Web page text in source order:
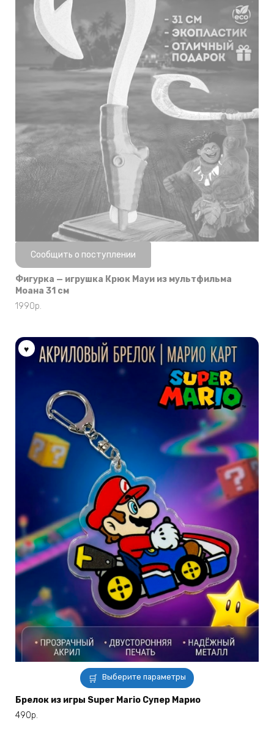
Нет в наличии
Сообщить о поступлении
Фигурка — игрушка Крюк Мауи из мультфильма
Моана 31 см
1990р.
Выберите параметры
Этот
товар
имеет
Брелок из игры Super Mario Супер Марио
490р.